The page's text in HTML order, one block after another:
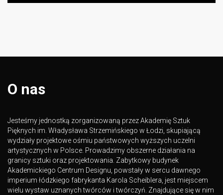
O nas
Jesteśmy jednostką zorganizowaną przez Akademię Sztuk
Pięknych im. Władysława Strzemińskiego w Łodzi, skupiającą
wydziały projektowe ośmiu państwowych wyższych uczelni
artystycznych w Polsce. Prowadzimy obszerne działania na
granicy sztuki oraz projektowania. Zabytkowy budynek
Akademickiego Centrum Designu, powstały w sercu dawnego
imperium łódzkiego fabrykanta Karola Scheiblera, jest miejscem
wielu wystaw uznanych twórców i twórczyń. Znajdujące się w nim